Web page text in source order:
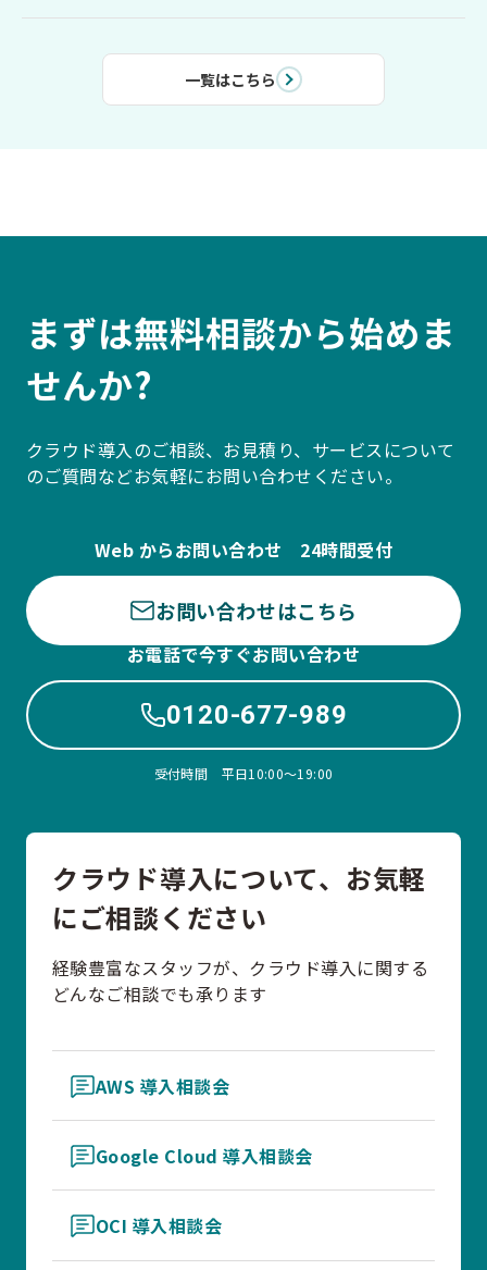
一覧はこちら
まずは無料相談から始めま
せんか?
クラウド導入のご相談、お見積り、サービスについて
のご質問などお気軽にお問い合わせください。
Web からお問い合わせ 24時間受付
お問い合わせはこちら
お電話で今すぐお問い合わせ
0120-677-989
受付時間 平日10:00〜19:00
クラウド導入について、お気軽
にご相談ください
経験豊富なスタッフが、クラウド導入に関する
どんなご相談でも承ります
AWS 導入相談会
Google Cloud 導入相談会
OCI 導入相談会